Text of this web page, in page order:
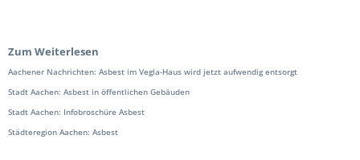
Zum Weiterlesen
Aachener Nachrichten: Asbest im Vegla-Haus wird jetzt aufwendig entsorgt
Stadt Aachen: Asbest in öffentlichen Gebäuden
Stadt Aachen: Infobroschüre Asbest
Städteregion Aachen: Asbest